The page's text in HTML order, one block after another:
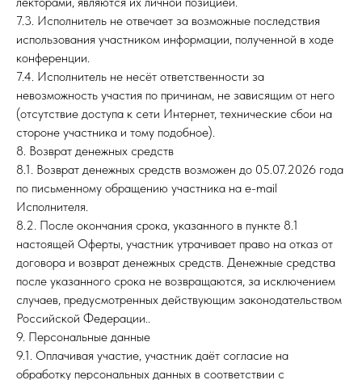
7.3. Исполнитель не отвечает за возможные последствия
использования участником информации, полученной в ходе
конференции.
7.4. Исполнитель не несёт ответственности за
невозможность участия по причинам, не зависящим от него
(отсутствие доступа к сети Интернет, технические сбои на
стороне участника и тому подобное).
8. Возврат денежных средств
8.1. Возврат денежных средств возможен до 05.07.2026 года
по письменному обращению участника на e-mail
Исполнителя.
8.2. После окончания срока, указанного в пункте 8.1
настоящей Оферты, участник утрачивает право на отказ от
договора и возврат денежных средств. Денежные средства
после указанного срока не возвращаются, за исключением
случаев, предусмотренных действующим законодательством
Российской Федерации..
9. Персональные данные
9.1. Оплачивая участие, участник даёт согласие на
обработку персональных данных в соответствии с